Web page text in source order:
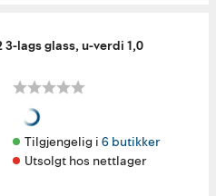
3-lags glass, u-verdi 1,0
Tilgjengelig i 6 butikker
Utsolgt hos nettlager